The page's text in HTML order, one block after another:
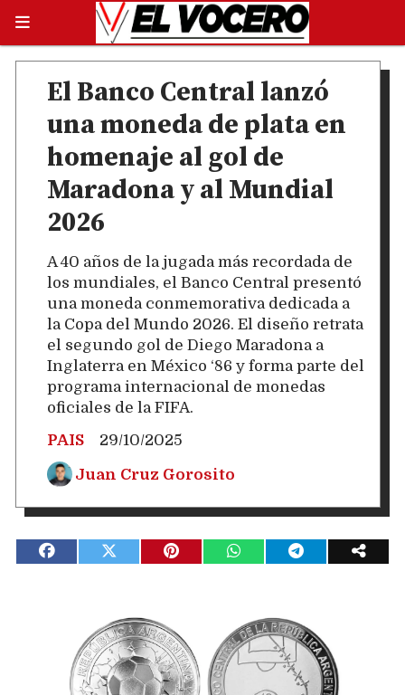
El Banco Central lanzó
una moneda de plata en
homenaje al gol de
Maradona y al Mundial
2026
A 40 años de la jugada más recordada de
los mundiales, el Banco Central presentó
una moneda conmemorativa dedicada a
la Copa del Mundo 2026. El diseño retrata
el segundo gol de Diego Maradona a
Inglaterra en México ‘86 y forma parte del
programa internacional de monedas
oficiales de la FIFA.
PAIS
29/10/2025
Juan Cruz Gorosito